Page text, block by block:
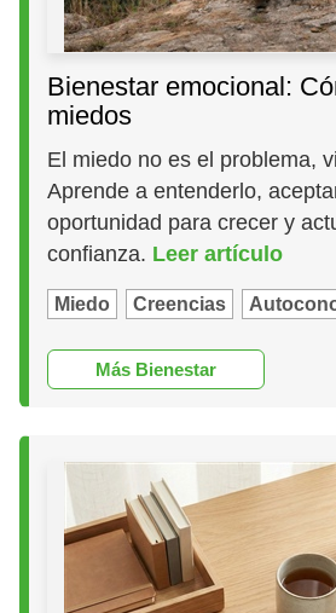
Bienestar emocional:
miedos
El miedo no es el problema,
Aprende a entenderlo,
oportunidad para crecer y
confianza. Leer artículo
Miedo Creencias
Más Bienestar